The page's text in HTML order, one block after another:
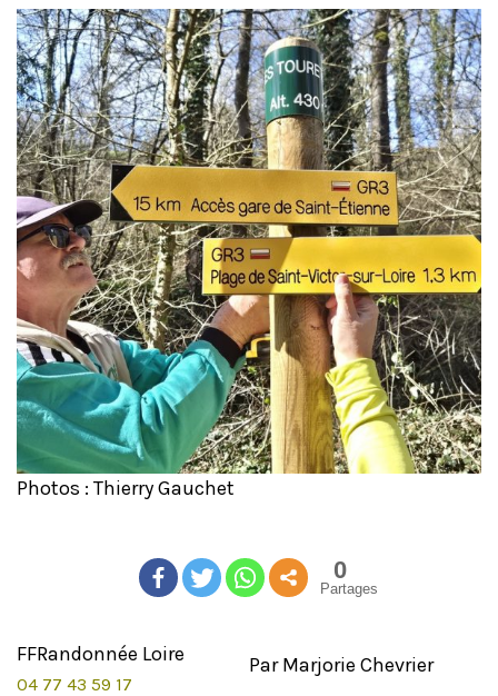
Photos : Thierry Gauchet
0
Partages
FFRandonnée Loire
04 77 43 59 17
Par Marjorie Chevrier